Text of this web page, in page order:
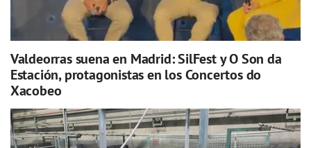
Valdeorras suena en Madrid: SilFest y O Son da
Estación, protagonistas en los Concertos do
Xacobeo